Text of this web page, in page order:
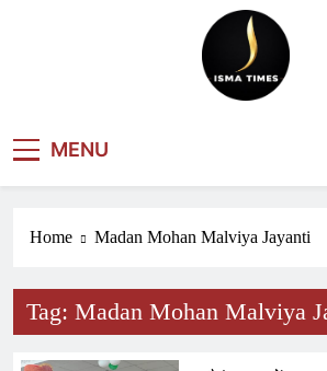
MENU
Home Madan Mohan Malviya Jayanti
Tag: Madan Mohan Malviya